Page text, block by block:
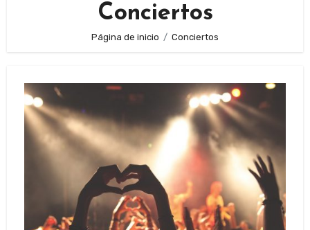
Conciertos
Página de inicio Conciertos